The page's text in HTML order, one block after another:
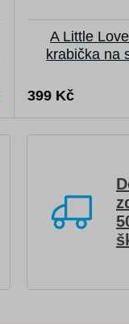
A Little
krabička na
399 Kč